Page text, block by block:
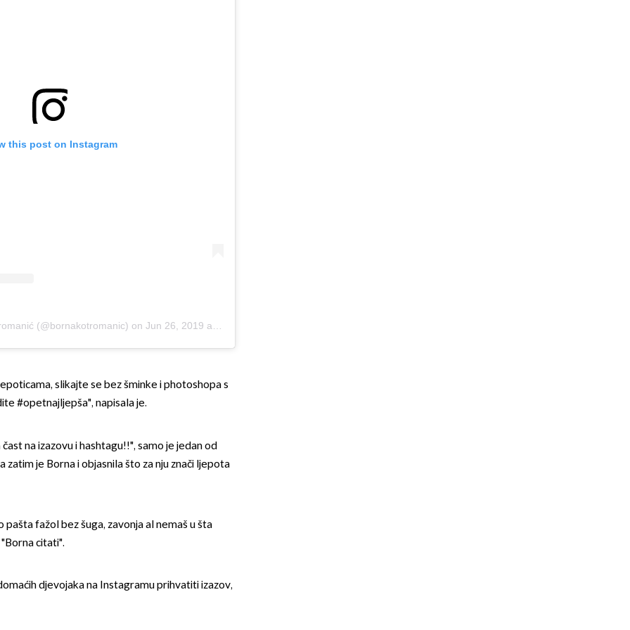
this post on Instagram
(@bornakotromanic) on Jun 26, 2019 at 5:28am PDT
slikajte se bez šminke i photoshopa s
#opetnajljepša", napisala je.
na izazovu i hashtagu!!", samo je jedan od
zatim je Borna i objasnila što za nju znači ljepota
fažol bez šuga, zavonja al nemaš u šta
citati".
djevojaka na Instagramu prihvatiti izazov,